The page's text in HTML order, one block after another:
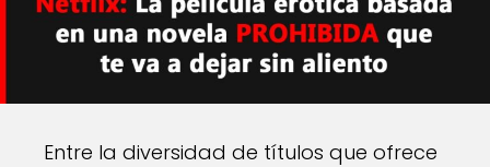
Entre la diversidad de títulos que ofrece